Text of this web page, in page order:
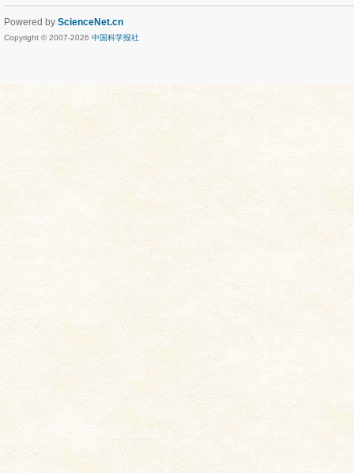
Powered by ScienceNet.cn
Copyright © 2007-2026 中国科学报社